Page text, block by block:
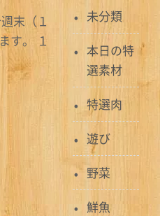
末（１
す。 １
未分類
本日の特
選素材
特選肉
遊び
野菜
鮮魚